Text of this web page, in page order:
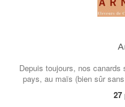
Depuis toujours, nos
pays, au maïs (bien sûr
27